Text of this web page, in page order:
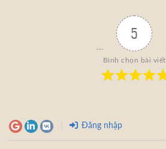
5
Bình chọn bài viết
Đăng nhập